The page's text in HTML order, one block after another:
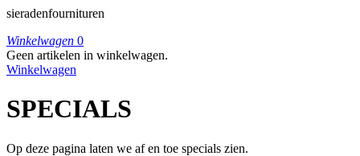
sieradenfournituren
Winkelwagen 0
Geen artikelen in winkelwagen.
Winkelwagen
SPECIALS
Op deze pagina laten we af en toe specials zien.